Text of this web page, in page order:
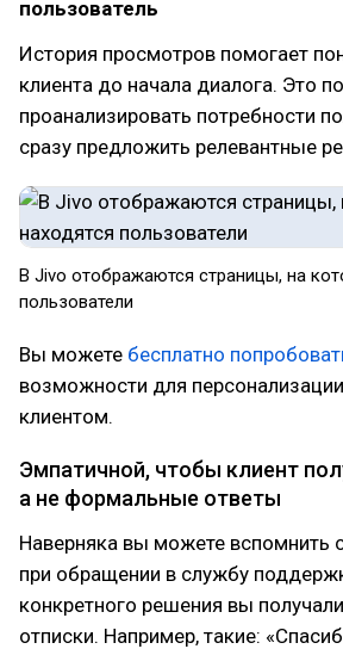
пользователь
История просмотров помогает
клиента до начала диалога. Это
проанализировать потребности
сразу предложить релевантные
В Jivo отображаются страницы, на
пользователи
Вы можете бесплатно
возможности для
клиентом.
Эмпатичной, чтобы клиент
а не формальные ответы
Наверняка вы можете вспомнить
при обращении в службу
конкретного решения вы
отписки. Например, такие: